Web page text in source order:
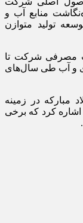
منابع آب و
تولید متوازن
مصرفی شرکت تا
و آب طی سال‌های
مبارکه در زمینه
اشاره کرد که برخی